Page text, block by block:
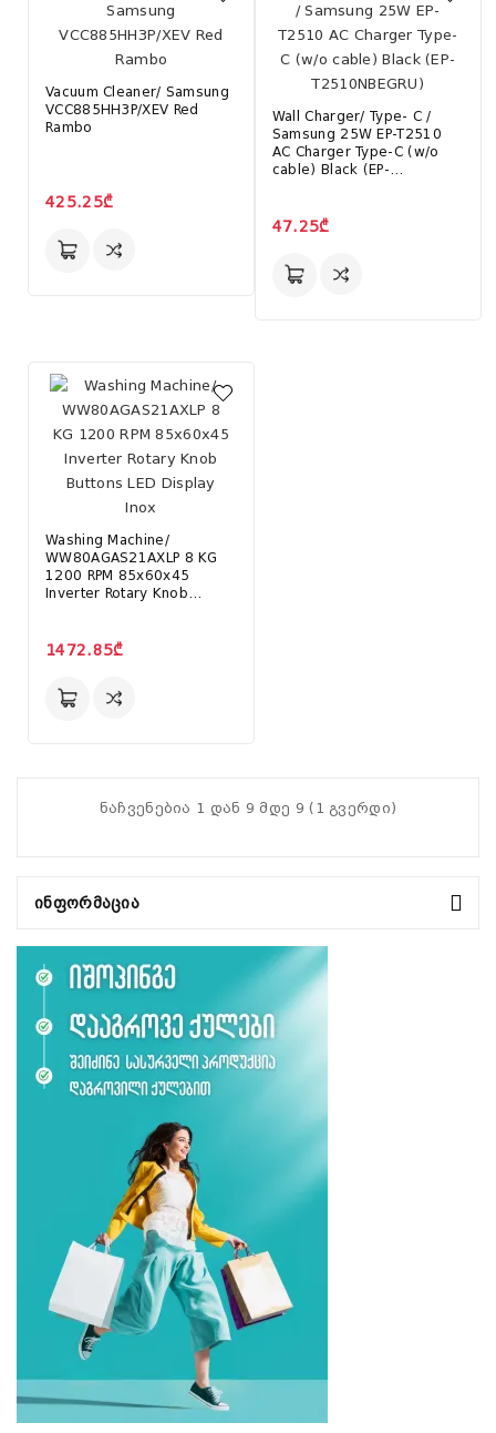
Vacuum Cleaner/ Samsung
VCC885HH3P/XEV Red
Rambo
425.25₾
Wall Charger/ Type- C /
Samsung 25W EP-T2510
AC Charger Type-C (w/o
cable) Black (EP-
47.25₾
Washing Machine/
WW80AGAS21AXLP 8 KG
1200 RPM 85x60x45
Inverter Rotary Knob
1472.85₾
ნაჩვენებია 1 დან 9 მდე 9 (1 გვერდი)
Ინფორმაცია